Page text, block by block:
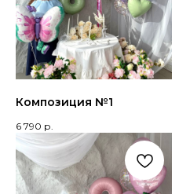
Композиция №1
6 790 р.